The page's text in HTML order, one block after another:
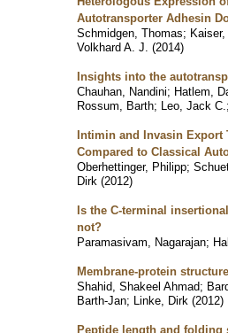
Autotransporter Adhesin
Schmidgen, Thomas;
Volkhard A. J. (2014)
Insights into the
Chauhan, Nandini; Hatlem,
Rossum, Barth; Leo, Jack C.
Intimin and Invasin Export
Compared to Classical
Oberhettinger, Philipp;
Dirk (2012)
Is the C-terminal
not?
Paramasivam, Nagarajan;
Membrane-protein
Shahid, Shakeel Ahmad;
Barth-Jan; Linke, Dirk (2012)
Peptide length and folding